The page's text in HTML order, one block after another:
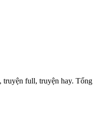
full, truyện hay. Tổng